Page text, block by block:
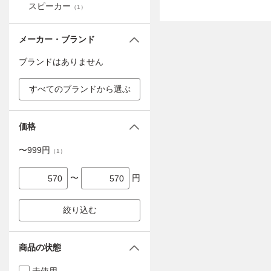
スピーカー （1 ）
メーカー・ブランド
ブランドはありません
すべてのブランドから選ぶ
価格
〜999円 （1 ）
〜 円
絞り込む
商品の状態